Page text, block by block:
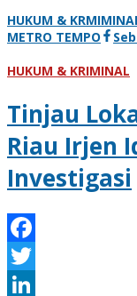
HUKUM &
METRO TEMPO
HUKUM & KRIMINAL
Tinjau
Riau Irjen
Investigasi
Facebook
Twitter